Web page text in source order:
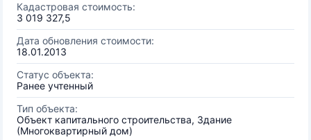
Кадастровая стоимость:
3 019 327,5
Дата обновления стоимости:
18.01.2013
Статус объекта:
Ранее учтенный
Тип объекта:
Объект капитального строительства, Здание
(Многоквартирный дом)